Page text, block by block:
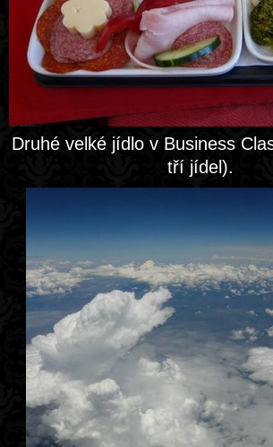
Druhé velké jídlo v Business
tří jídel).